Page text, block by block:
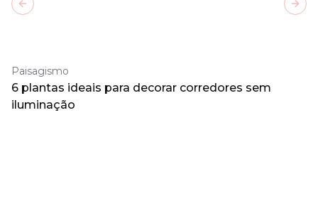
Paisagismo
6 plantas ideais para decorar corredores sem
iluminação
Previous slide